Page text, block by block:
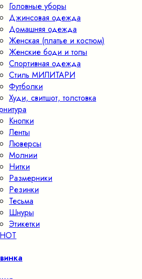
Головные уборы
Джинсовая одежда
Домашняя одежда
Женская (платье и костюм)
Женские боди и топы
Спортивная одежда
Стиль МИЛИТАРИ
Футболки
Худи, свитшот, толстовка
Кнопки
Ленты
Люверсы
Молнии
Нитки
Размерники
Резинки
Тесьма
Шнуры
Этикетки